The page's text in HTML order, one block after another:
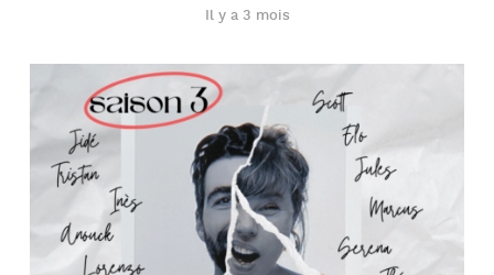
Il y a 3 mois